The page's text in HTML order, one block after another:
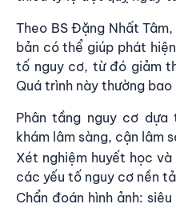
Theo BS Đặng Nhất
bản có thể giúp phát
tố nguy cơ, từ đó giảm
Quá trình này thường bao
Phân tầng nguy cơ
khám lâm sàng, cận lâm
Xét nghiệm huyết học
các yếu tố nguy cơ nền
Chẩn đoán hình ảnh: